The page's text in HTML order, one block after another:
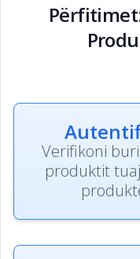
Verifikoni
produktit